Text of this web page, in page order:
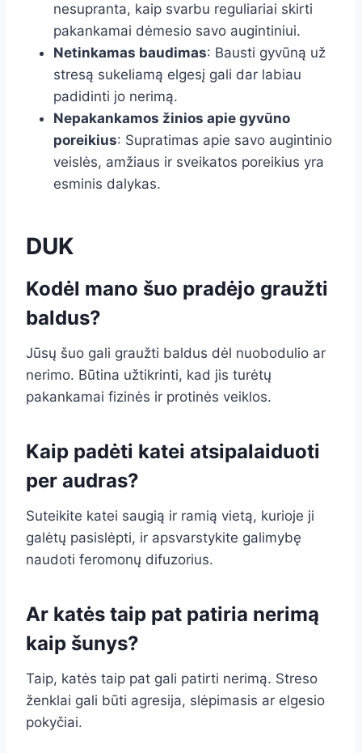
nesupranta, kaip svarbu reguliariai skirti
pakankamai dėmesio savo augintiniui.
Netinkamas baudimas: Bausti gyvūną už
stresą sukeliamą elgesį gali dar labiau
padidinti jo nerimą.
Nepakankamos žinios apie gyvūno
poreikius: Supratimas apie savo augintinio
veislės, amžiaus ir sveikatos poreikius yra
esminis dalykas.
DUK
Kodėl mano šuo pradėjo graužti
baldus?
Jūsų šuo gali graužti baldus dėl nuobodulio ar
nerimo. Būtina užtikrinti, kad jis turėtų
pakankamai fizinės ir protinės veiklos.
Kaip padėti katei atsipalaiduoti
per audras?
Suteikite katei saugią ir ramią vietą, kurioje ji
galėtų pasislėpti, ir apsvarstykite galimybę
naudoti feromonų difuzorius.
Ar katės taip pat patiria nerimą
kaip šunys?
Taip, katės taip pat gali patirti nerimą. Streso
ženklai gali būti agresija, slėpimasis ar elgesio
pokyčiai.